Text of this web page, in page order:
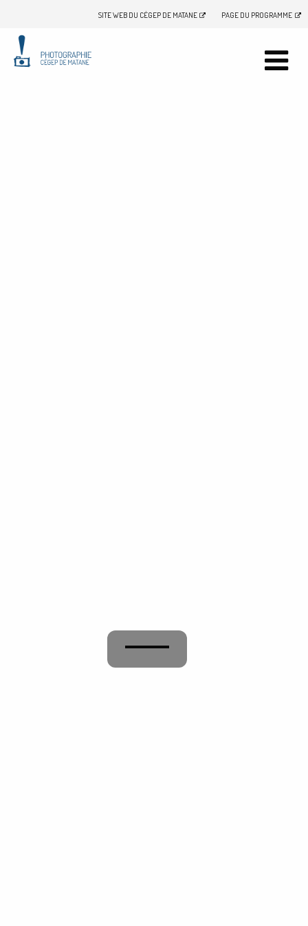
SITE WEB DU CÉGEP DE MATANE PAGE DU PROGRAMME